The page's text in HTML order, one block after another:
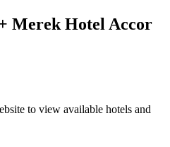
Merek Hotel Accor
to view available hotels and